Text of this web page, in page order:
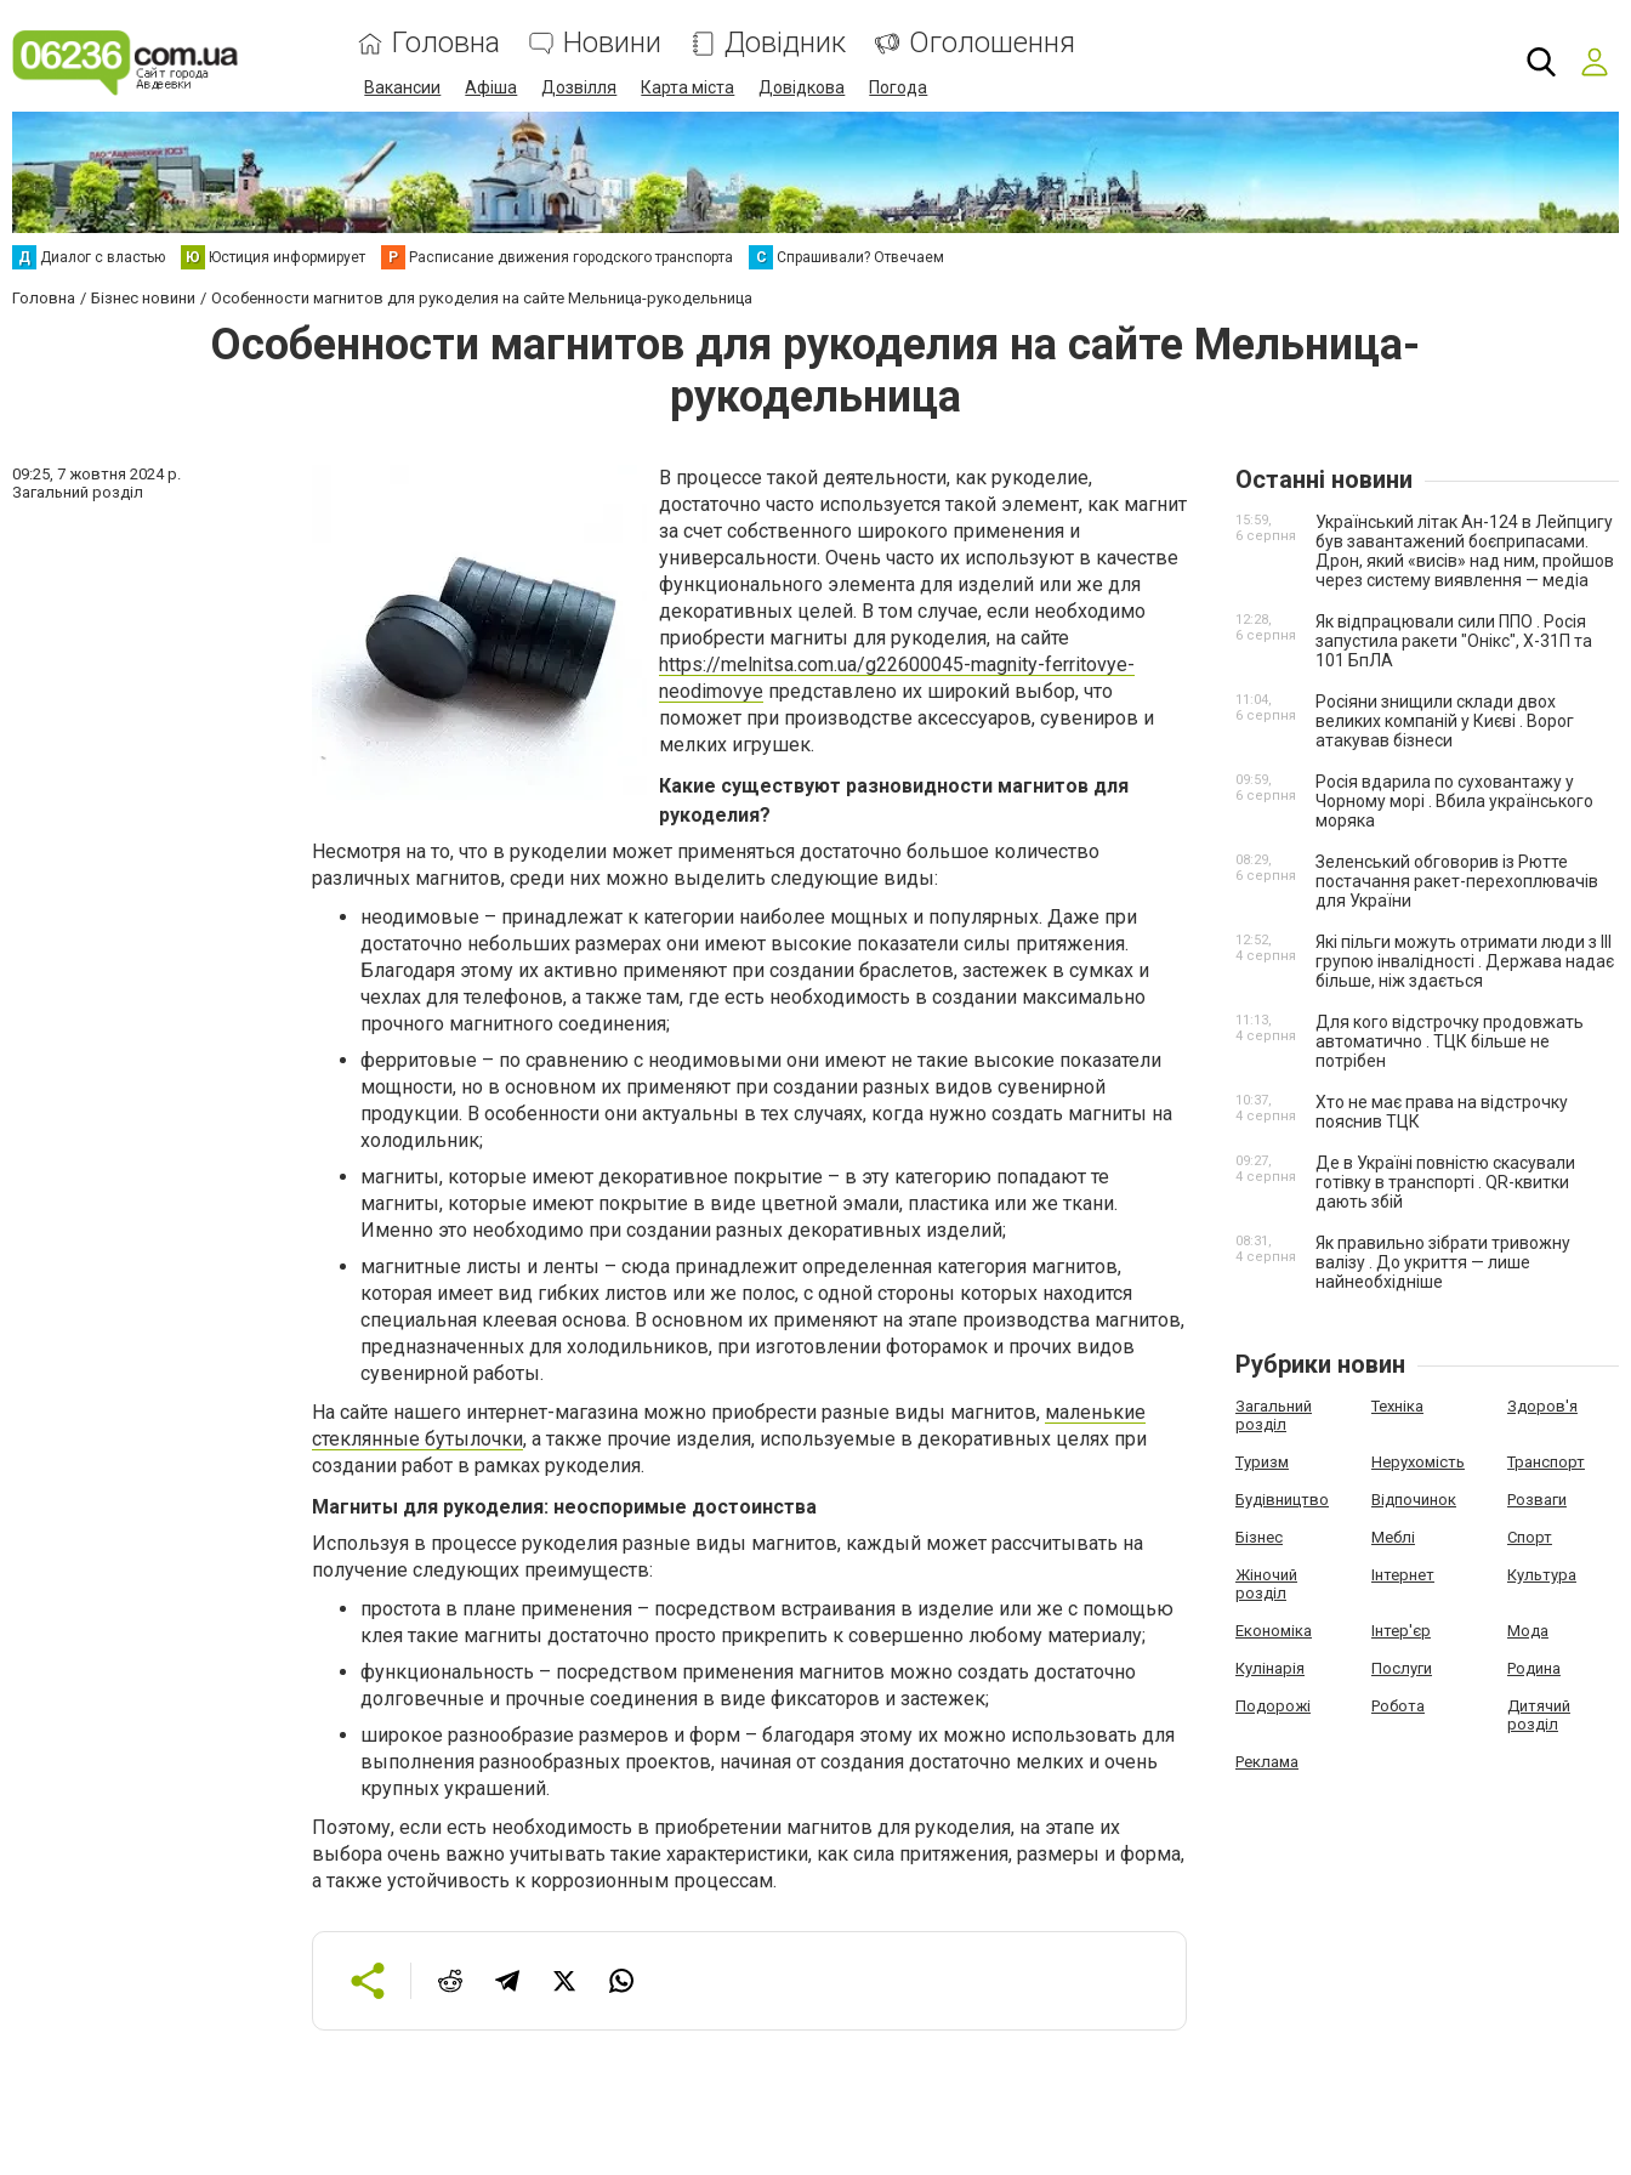
Головна Новини Довідник Оголошення
Вакансии Афіша Дозвілля Карта міста Довідкова Погода
Д Диалог с властью Ю Юстиция информирует Р Расписание движения городского транспорта С Спрашивали? Отвечаем
Головна Бізнес новини Особенности магнитов для рукоделия на сайте Мельница-рукодельница
Особенности магнитов для рукоделия на сайте Мельница-
рукодельница
09:25, 7 жовтня 2024 р.
Загальний розділ
В процессе такой деятельности, как рукоделие,
достаточно часто используется такой элемент, как магнит
за счет собственного широкого применения и
универсальности. Очень часто их используют в качестве
функционального элемента для изделий или же для
декоративных целей. В том случае, если необходимо
приобрести магниты для рукоделия, на сайте
https://melnitsa.com.ua/g22600045-magnity-ferritovye-
neodimovye представлено их широкий выбор, что
поможет при производстве аксессуаров, сувениров и
мелких игрушек.
Какие существуют разновидности магнитов для
рукоделия?
Несмотря на то, что в рукоделии может применяться достаточно большое количество
различных магнитов, среди них можно выделить следующие виды:
неодимовые – принадлежат к категории наиболее мощных и популярных. Даже при
достаточно небольших размерах они имеют высокие показатели силы притяжения.
Благодаря этому их активно применяют при создании браслетов, застежек в сумках и
чехлах для телефонов, а также там, где есть необходимость в создании максимально
прочного магнитного соединения;
ферритовые – по сравнению с неодимовыми они имеют не такие высокие показатели
мощности, но в основном их применяют при создании разных видов сувенирной
продукции. В особенности они актуальны в тех случаях, когда нужно создать магниты на
холодильник;
магниты, которые имеют декоративное покрытие – в эту категорию попадают те
магниты, которые имеют покрытие в виде цветной эмали, пластика или же ткани.
Именно это необходимо при создании разных декоративных изделий;
магнитные листы и ленты – сюда принадлежит определенная категория магнитов,
которая имеет вид гибких листов или же полос, с одной стороны которых находится
специальная клеевая основа. В основном их применяют на этапе производства магнитов,
предназначенных для холодильников, при изготовлении фоторамок и прочих видов
сувенирной работы.
На сайте нашего интернет-магазина можно приобрести разные виды магнитов, маленькие
стеклянные бутылочки, а также прочие изделия, используемые в декоративных целях при
создании работ в рамках рукоделия.
Магниты для рукоделия: неоспоримые достоинства
Используя в процессе рукоделия разные виды магнитов, каждый может рассчитывать на
получение следующих преимуществ:
простота в плане применения – посредством встраивания в изделие или же с помощью
клея такие магниты достаточно просто прикрепить к совершенно любому материалу;
функциональность – посредством применения магнитов можно создать достаточно
долговечные и прочные соединения в виде фиксаторов и застежек;
широкое разнообразие размеров и форм – благодаря этому их можно использовать для
выполнения разнообразных проектов, начиная от создания достаточно мелких и очень
крупных украшений.
Поэтому, если есть необходимость в приобретении магнитов для рукоделия, на этапе их
выбора очень важно учитывать такие характеристики, как сила притяжения, размеры и форма,
а также устойчивость к коррозионным процессам.
Останні новини
Український літак Ан-124 в Лейпцигу
був завантажений боєприпасами.
Дрон, який «висів» над ним, пройшов
через систему виявлення — медіа
15:59,
6 серпня
Як відпрацювали сили ППО . Росія
запустила ракети "Онікс", Х-31П та
101 БпЛА
12:28,
6 серпня
Росіяни знищили склади двох
великих компаній у Києві . Ворог
атакував бізнеси
11:04,
6 серпня
Росія вдарила по суховантажу у
Чорному морі . Вбила українського
моряка
09:59,
6 серпня
Зеленський обговорив із Рютте
постачання ракет-перехоплювачів
для України
08:29,
6 серпня
Які пільги можуть отримати люди з III
групою інвалідності . Держава надає
більше, ніж здається
12:52,
4 серпня
Для кого відстрочку продовжать
автоматично . ТЦК більше не
потрібен
11:13,
4 серпня
Хто не має права на відстрочку
пояснив ТЦК
10:37,
4 серпня
Де в Україні повністю скасували
готівку в транспорті . QR-квитки
дають збій
09:27,
4 серпня
Як правильно зібрати тривожну
валізу . До укриття — лише
найнеобхідніше
08:31,
4 серпня
Рубрики новин
Загальний
розділ
Техніка Здоров'я
Туризм Нерухомість Транспорт
Будівництво Відпочинок Розваги
Бізнес Меблі Спорт
Жіночий
розділ
Інтернет Культура
Економіка Інтер'єр Мода
Кулінарія Послуги Родина
Подорожі Робота
Дитячий
розділ
Реклама